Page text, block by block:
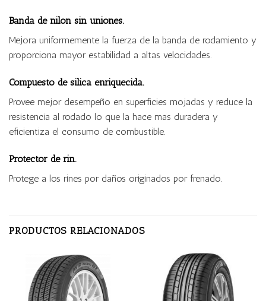
Banda de nilon sin uniones.
Mejora uniformemente la fuerza de la banda de rodamiento y
proporciona mayor estabilidad a altas velocidades.
Compuesto de silica enriquecida.
Provee mejor desempeño en superficies mojadas y reduce la
resistencia al rodado lo que la hace mas duradera y
eficientiza el consumo de combustible.
Protector de rin.
Protege a los rines por daños originados por frenado.
PRODUCTOS RELACIONADOS